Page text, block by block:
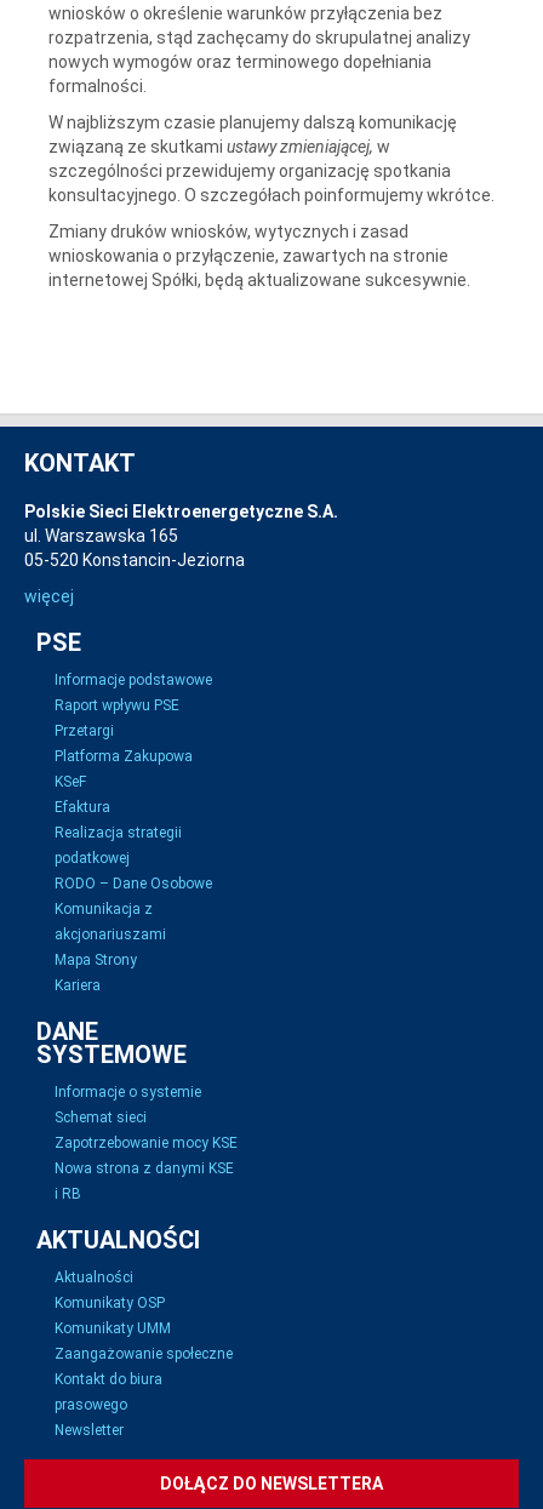
wniosków o określenie warunków przyłączenia bez
rozpatrzenia, stąd zachęcamy do skrupulatnej analizy
nowych wymogów oraz terminowego dopełniania
formalności.
W najbliższym czasie planujemy dalszą komunikację
związaną ze skutkami ustawy zmieniającej, w
szczególności przewidujemy organizację spotkania
konsultacyjnego. O szczegółach poinformujemy wkrótce.
Zmiany druków wniosków, wytycznych i zasad
wnioskowania o przyłączenie, zawartych na stronie
internetowej Spółki, będą aktualizowane sukcesywnie.
KONTAKT
Polskie Sieci Elektroenergetyczne S.A.
ul. Warszawska 165
05-520 Konstancin-Jeziorna
więcej
PSE
Informacje podstawowe
Raport wpływu PSE
Przetargi
Platforma Zakupowa
KSeF
Efaktura
Realizacja strategii
podatkowej
RODO – Dane Osobowe
Komunikacja z
akcjonariuszami
Mapa Strony
Kariera
DANE
SYSTEMOWE
Informacje o systemie
Schemat sieci
Zapotrzebowanie mocy KSE
Nowa strona z danymi KSE
i RB
AKTUALNOŚCI
Aktualności
Komunikaty OSP
Komunikaty UMM
Zaangażowanie społeczne
Kontakt do biura
prasowego
Newsletter
DOŁĄCZ DO NEWSLETTERA